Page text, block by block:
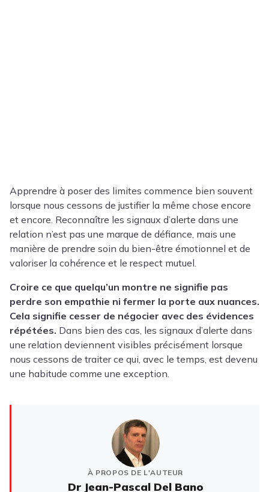
Apprendre à poser des limites commence bien souvent
lorsque nous cessons de justifier la même chose encore
et encore. Reconnaître les signaux d’alerte dans une
relation n’est pas une marque de défiance, mais une
manière de prendre soin du bien-être émotionnel et de
valoriser la cohérence et le respect mutuel.
Croire ce que quelqu’un montre ne signifie pas
perdre son empathie ni fermer la porte aux nuances.
Cela signifie cesser de négocier avec des évidences
répétées. Dans bien des cas, les signaux d’alerte dans
une relation deviennent visibles précisément lorsque
nous cessons de traiter ce qui, avec le temps, est devenu
une habitude comme une exception.
À PROPOS DE L'AUTEUR
Dr Jean-Pascal Del Bano